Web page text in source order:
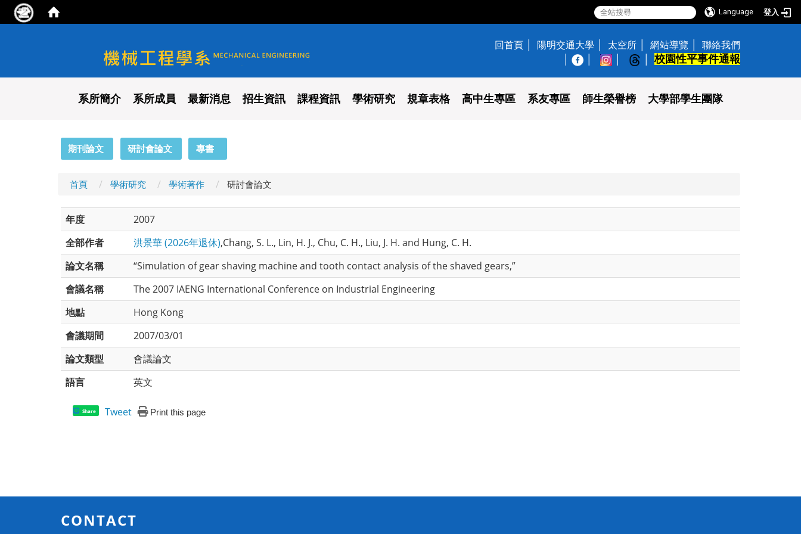
Language 登入
國立陽明交通大學 機械工程學系
回首頁 陽明交通大學 太空所 網站導覽
聯絡我們
校園性平事件通報
系所簡介 系所成員 最新消息 招生資訊 課程資訊 學術研究 規章表格 高中生專區 系友專區 師生榮譽榜 大學部學生團隊
期刊論文 研討會論文 專書
首頁 學術研究 學術著作 研討會論文
年度
2007
全部作者
洪景華 (2026年退休),Chang, S. L., Lin, H. J., Chu, C. H., Liu, J. H. and Hung, C. H.
論文名稱
“Simulation of gear shaving machine and tooth contact analysis of the shaved gears,”
會議名稱
The 2007 IAENG International Conference on Industrial Engineering
地點
Hong Kong
會議期間
2007/03/01
論文類型
會議論文
語言
英文
Share Tweet Print this page
CONTACT